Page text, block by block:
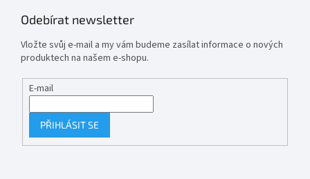
Odebírat newsletter
Vložte svůj e-mail a my vám budeme zasílat informace o nových
produktech na našem e-shopu.
E-mail
PŘIHLÁSIT SE